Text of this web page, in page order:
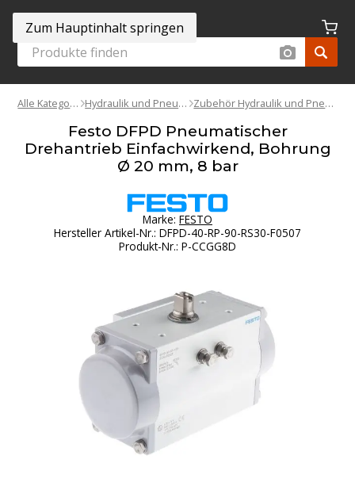
Zum Hauptinhalt springen
Alle Kategorien Hydraulik und Pneumatik Zubehör Hydraulik und Pneumatik
Festo DFPD Pneumatischer
Drehantrieb Einfachwirkend, Bohrung
Ø 20 mm, 8 bar
Marke: FESTO
Hersteller Artikel-Nr.: DFPD-40-RP-90-RS30-F0507
Produkt-Nr.: P-CCGG8D